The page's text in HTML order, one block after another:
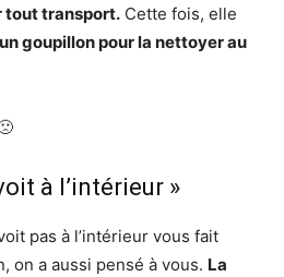
tout transport. Cette fois, elle
goupillon pour la nettoyer au
à l’intérieur »
pas à l’intérieur vous fait
on a aussi pensé à vous. La